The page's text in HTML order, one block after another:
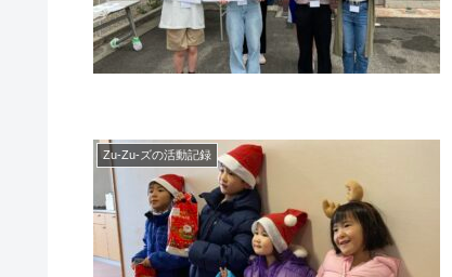
Zu-Zu-ズの活動記録